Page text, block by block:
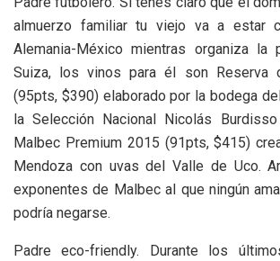
almuerzo familiar tu viejo va a estar
Alemania-México mientras organiza la
Suiza, los vinos para él son Reserva
(95pts, $390) elaborado por la bodega
la Selección Nacional Nicolás
Malbec Premium 2015 (91pts, $415)
Mendoza con uvas del Valle de Uco.
exponentes de Malbec al que ningún
podría negarse.
Padre eco-friendly. Durante los